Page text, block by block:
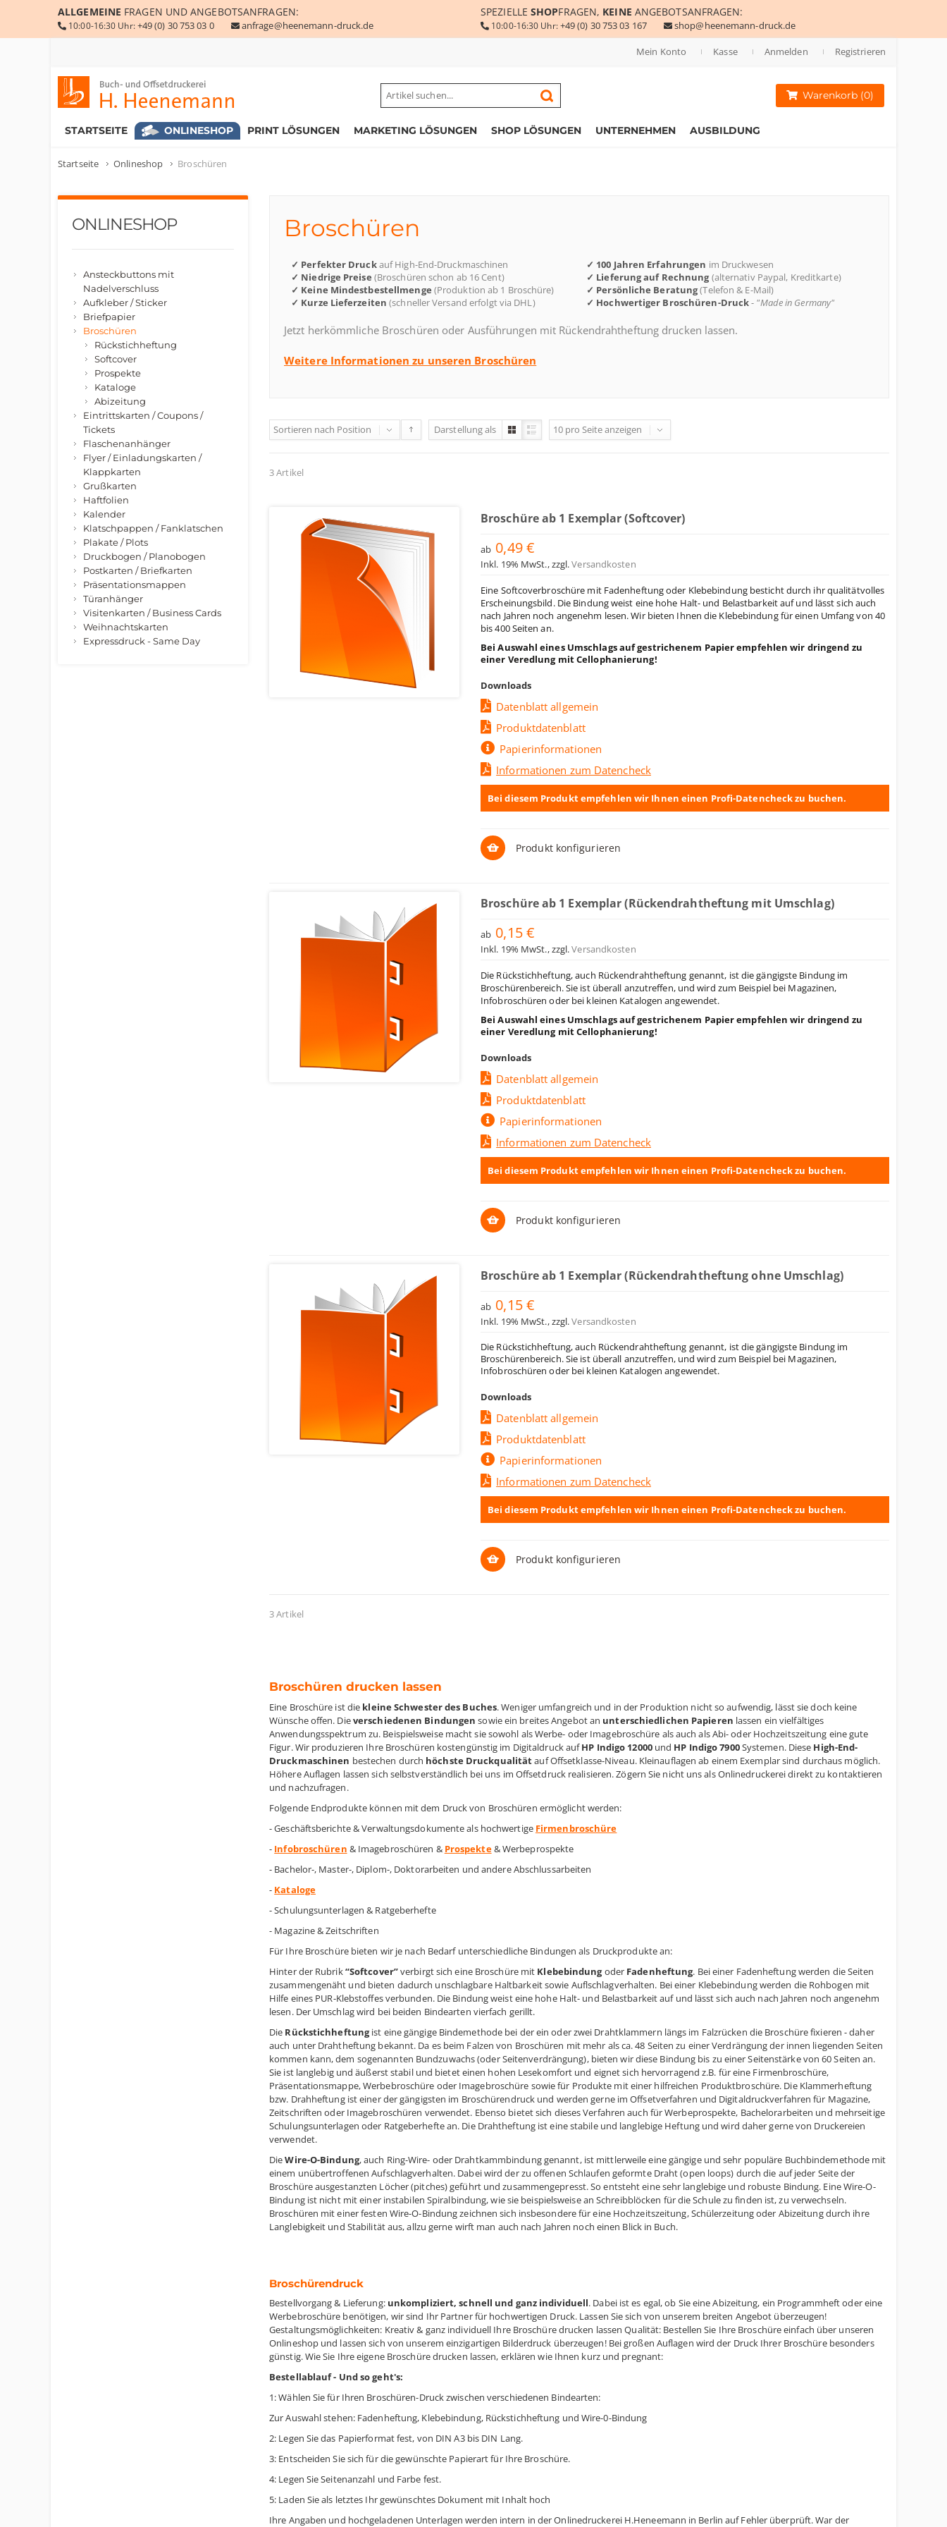
ALLGEMEINE FRAGEN UND ANGEBOTSANFRAGEN:
10:00-16:30 Uhr:+49 (0) 30 753 03 0 anfrage@heenemann-druck.de
SPEZIELLE SHOPFRAGEN, KEINE ANGEBOTSANFRAGEN:
10:00-16:30 Uhr:+49 (0) 30 753 03 167 shop@heenemann-druck.de
Mein Konto Kasse Anmelden Registrieren
Warenkorb (0)
STARTSEITE ONLINESHOP PRINT LÖSUNGEN MARKETING LÖSUNGEN SHOP LÖSUNGEN UNTERNEHMEN AUSBILDUNG
Startseite Onlineshop Broschüren
Broschüren
✓ Perfekter Druckauf High-End-Druckmaschinen
✓ Niedrige Preise (Broschüren schon ab 16 Cent)
✓ Keine Mindestbestellmenge (Produktion ab 1 Broschüre)
✓ Kurze Lieferzeiten (schneller Versand erfolgt via DHL)
✓ 100 Jahren Erfahrungen im Druckwesen
✓ Lieferung auf Rechnung(alternativ Paypal, Kreditkarte)
✓ Persönliche Beratung(Telefon & E-Mail)
✓ Hochwertiger Broschüren-Druck- "Made in Germany"
Jetzt herkömmliche Broschüren oder Ausführungen mit Rückendrahtheftung drucken lassen.
Weitere Informationen zu unseren Broschüren
Sortieren nach Position Darstellung als 10 pro Seiteanzeigen
3 Artikel
Broschüre ab 1 Exemplar (Softcover)
ab 0,49 €
Inkl. 19% MwSt.,zzgl.Versandkosten
Eine Softcoverbroschüre mit Fadenheftung oder Klebebindung besticht durch ihr qualitätvolles
Erscheinungsbild. Die Bindung weist eine hohe Halt- und Belastbarkeit auf und lässt sich auch
nach Jahren noch angenehm lesen. Wir bieten Ihnen die Klebebindung für einen Umfang von 40
bis 400 Seiten an.
Bei Auswahl eines Umschlags auf gestrichenem Papier empfehlen wir dringend zu
einer Veredlung mit Cellophanierung!
Downloads
Datenblatt allgemein
Produktdatenblatt
Papierinformationen
Informationen zum Datencheck
Bei diesem Produkt empfehlen wir Ihnen einen Profi-Datencheck zu buchen.
Produkt konfigurieren
Broschüre ab 1 Exemplar (Rückendrahtheftung mit Umschlag)
ab 0,15 €
Inkl. 19% MwSt.,zzgl.Versandkosten
Die Rückstichheftung, auch Rückendrahtheftung genannt, ist die gängigste Bindung im
Broschürenbereich. Sie ist überall anzutreffen, und wird zum Beispiel bei Magazinen,
Infobroschüren oder bei kleinen Katalogen angewendet.
Bei Auswahl eines Umschlags auf gestrichenem Papier empfehlen wir dringend zu
einer Veredlung mit Cellophanierung!
Downloads
Datenblatt allgemein
Produktdatenblatt
Papierinformationen
Informationen zum Datencheck
Bei diesem Produkt empfehlen wir Ihnen einen Profi-Datencheck zu buchen.
Produkt konfigurieren
Broschüre ab 1 Exemplar (Rückendrahtheftung ohne Umschlag)
ab 0,15 €
Inkl. 19% MwSt.,zzgl.Versandkosten
Die Rückstichheftung, auch Rückendrahtheftung genannt, ist die gängigste Bindung im
Broschürenbereich. Sie ist überall anzutreffen, und wird zum Beispiel bei Magazinen,
Infobroschüren oder bei kleinen Katalogen angewendet.
Downloads
Datenblatt allgemein
Produktdatenblatt
Papierinformationen
Informationen zum Datencheck
Bei diesem Produkt empfehlen wir Ihnen einen Profi-Datencheck zu buchen.
Produkt konfigurieren
3 Artikel
Broschüren drucken lassen
Eine Broschüre ist die kleine Schwester des Buches. Weniger umfangreich und in der Produktion nicht so aufwendig, lässt sie doch keine
Wünsche offen. Dieverschiedenen Bindungen sowie ein breites Angebot an unterschiedlichen Papieren lassen ein vielfältiges
Anwendungsspektrum zu. Beispielsweise macht sie sowohl als Werbe- oder Imagebroschüre als auch als Abi- oder Hochzeitszeitung eine gute
Figur. Wir produzieren Ihre Broschüren kostengünstig im Digitaldruck aufHP Indigo 12000und HP Indigo 7900Systemen. Diese High-End-
Druckmaschinen bestechen durch höchste Druckqualitätauf Offsetklasse-Niveau. Kleinauflagen ab einem Exemplar sind durchaus möglich.
Höhere Auflagen lassen sich selbstverständlich bei uns im Offsetdruck realisieren. Zögern Sie nicht uns als Onlinedruckerei direkt zu kontaktieren
und nachzufragen.
Folgende Endprodukte können mit dem Druck von Broschüren ermöglicht werden:
- Geschäftsberichte & Verwaltungsdokumente als hochwertige Firmenbroschüre
- Infobroschüren & Imagebroschüren & Prospekte& Werbeprospekte
- Bachelor-, Master-, Diplom-, Doktorarbeiten und andere Abschlussarbeiten
- Kataloge
- Schulungsunterlagen & Ratgeberhefte
- Magazine & Zeitschriften
Für Ihre Broschüre bieten wir je nach Bedarf unterschiedliche Bindungen als Druckprodukte an:
Hinter der Rubrik“Softcover”verbirgt sich eine Broschüre mit Klebebindungoder Fadenheftung. Bei einer Fadenheftung werden die Seiten
zusammengenäht und bieten dadurch unschlagbare Haltbarkeit sowie Auflschlagverhalten. Bei einer Klebebindung werden die Rohbogen mit
Hilfe eines PUR-Klebstoffes verbunden. Die Bindung weist eine hohe Halt- und Belastbarkeit auf und lässt sich auch nach Jahren noch angenehm
lesen. Der Umschlag wird bei beiden Bindearten vierfach gerillt.
Die Rückstichheftungist eine gängige Bindemethode bei der ein oder zwei Drahtklammern längs im Falzrücken die Broschüre fixieren - daher
auch unter Drahtheftung bekannt. Da es beim Falzen von Broschüren mit mehr als ca. 48 Seiten zu einer Verdrängung der innen liegenden Seiten
kommen kann, dem sogenannten Bundzuwachs (oder Seitenverdrängung), bieten wir diese Bindung bis zu einer Seitenstärke von 60 Seiten an.
Sie ist langlebig und äußerst stabil und bietet einen hohen Lesekomfort und eignet sich hervorragend z.B. für eine Firmenbroschüre,
Präsentationsmappe, Werbebroschüre oder Imagebroschüre sowie für Produkte mit einer hilfreichen Produktbroschüre. Die Klammerheftung
bzw. Drahheftung ist einer der gängigsten im Broschürendruck und werden gerne im Offsetverfahren und Digitaldruckverfahren für Magazine,
Zeitschriften oder Imagebroschüren verwendet. Ebenso bietet sich dieses Verfahren auch für Werbeprospekte, Bachelorarbeiten und mehrseitige
Schulungsunterlagen oder Ratgeberhefte an. Die Drahtheftung ist eine stabile und langlebige Heftung und wird daher gerne von Druckereien
verwendet.
DieWire-O-Bindung, auch Ring-Wire- oder Drahtkammbindung genannt, ist mittlerweile eine gängige und sehr populäre Buchbindemethode mit
einem unübertroffenen Aufschlagverhalten. Dabei wird der zu offenen Schlaufen geformte Draht (open loops) durch die auf jeder Seite der
Broschüre ausgestanzten Löcher (pitches) geführt und zusammengepresst. So entsteht eine sehr langlebige und robuste Bindung. Eine Wire-O-
Bindung ist nicht mit einer instabilen Spiralbindung, wie sie beispielsweise an Schreibblöcken für die Schule zu finden ist, zu verwechseln.
Broschüren mit einer festen Wire-O-Bindung zeichnen sich insbesondere für eine Hochzeitszeitung, Schülerzeitung oder Abizeitung durch ihre
Langlebigkeit und Stabilität aus, allzu gerne wirft man auch nach Jahren noch einen Blick in Buch.
Broschürendruck
Bestellvorgang & Lieferung: unkompliziert, schnell und ganz individuell. Dabei ist es egal, ob Sie eine Abizeitung, ein Programmheft oder eine
Werbebroschüre benötigen, wir sind Ihr Partner für hochwertigen Druck. Lassen Sie sich von unserem breiten Angebot überzeugen!
Gestaltungsmöglichkeiten: Kreativ & ganz individuell Ihre Broschüre drucken lassen Qualität: Bestellen Sie Ihre Broschüre einfach über unseren
Onlineshop und lassen sich von unserem einzigartigen Bilderdruck überzeugen! Bei großen Auflagen wird der Druck Ihrer Broschüre besonders
günstig. Wie Sie Ihre eigene Broschüre drucken lassen, erklären wie Ihnen kurz und pregnant:
Bestellablauf - Und so geht's:
1: Wählen Sie für Ihren Broschüren-Druck zwischen verschiedenen Bindearten:
Zur Auswahl stehen: Fadenheftung, Klebebindung, Rückstichheftung und Wire-0-Bindung
2: Legen Sie das Papierformat fest, von DIN A3 bis DIN Lang.
3: Entscheiden Sie sich für die gewünschte Papierart für Ihre Broschüre.
4: Legen Sie Seitenanzahl und Farbe fest.
5: Laden Sie als letztes Ihr gewünschtes Dokument mit Inhalt hoch
Ihre Angaben und hochgeladenen Unterlagen werden intern in der Onlinedruckerei H.Heneemann in Berlin auf Fehler überprüft. War der
ONLINESHOP
Ansteckbuttons mit
Nadelverschluss
Aufkleber / Sticker
Briefpapier
Broschüren
Rückstichheftung
Softcover
Prospekte
Kataloge
Abizeitung
Eintrittskarten / Coupons /
Tickets
Flaschenanhänger
Flyer / Einladungskarten /
Klappkarten
Grußkarten
Haftfolien
Kalender
Klatschpappen / Fanklatschen
Plakate / Plots
Druckbogen / Planobogen
Postkarten / Briefkarten
Präsentationsmappen
Türanhänger
Visitenkarten / Business Cards
Weihnachtskarten
Expressdruck - Same Day